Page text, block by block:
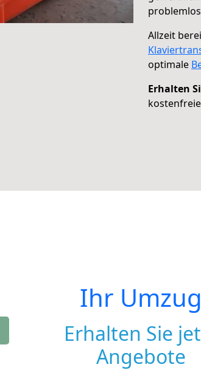
Allzeit
optimale
Erhalten
Ihr Umzug
Erhalten Sie
Angebote